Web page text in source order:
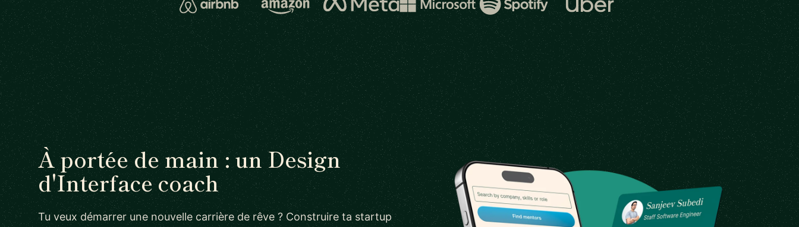
À portée de main : un Design
d'Interface coach
Tu veux démarrer une nouvelle carrière de rêve ? Construire ta startup